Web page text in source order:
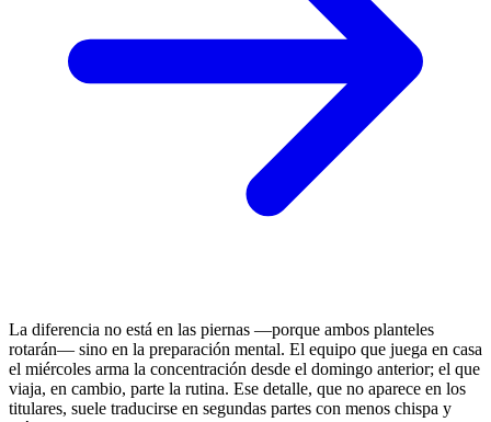
La diferencia no está en las piernas —porque ambos planteles
rotarán— sino en la preparación mental. El equipo que juega en casa
el miércoles arma la concentración desde el domingo anterior; el que
viaja, en cambio, parte la rutina. Ese detalle, que no aparece en los
titulares, suele traducirse en segundas partes con menos chispa y